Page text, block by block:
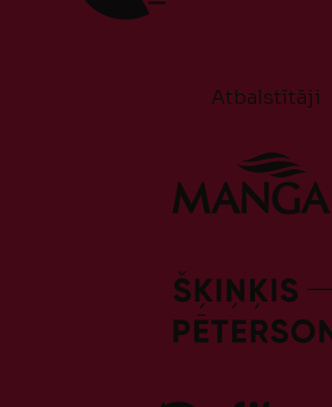
Atbalstītāji